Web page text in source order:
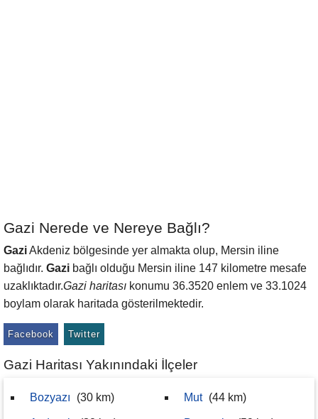
Gazi Nerede ve Nereye Bağlı?
GaziAkdeniz bölgesinde yer almakta olup, Mersin iline
bağlıdır. Gazi bağlı olduğu Mersin iline 147 kilometre mesafe
uzaklıktadır.Gazi haritası konumu 36.3520 enlem ve 33.1024
boylam olarak haritada gösterilmektedir.
Facebook Twitter
Gazi Haritası Yakınındaki İlçeler
Bozyazı (30 km) Mut (44 km)